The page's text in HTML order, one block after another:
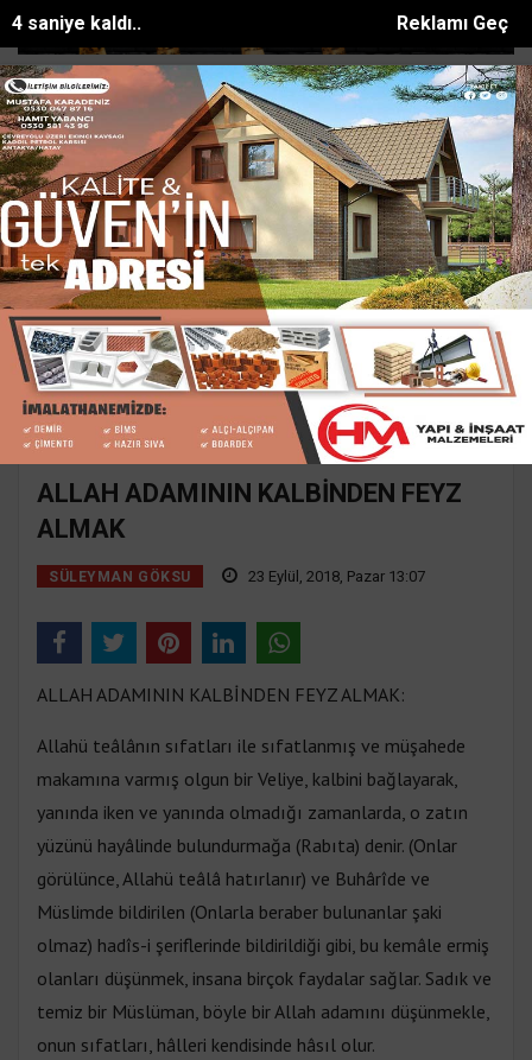
Reklamı Geç
4 saniye kaldı..
SON DAKİKA:
sıfır polis evi hizmete açıl... Altınözünde konteyner yangını
Ana Sayfa Yazarlar Süleyman GÖKSU
SÜLEYMAN GÖKSU
Mail:suleymangoksu@gmail.com
ALLAH ADAMININ KALBİNDEN FEYZ
ALMAK
SÜLEYMAN GÖKSU 23 Eylül, 2018, Pazar 13:07
ALLAH ADAMININ KALBİNDEN FEYZ ALMAK:
Allahü teâlânın sıfatları ile sıfatlanmış ve müşahede
makamına varmış olgun bir Veliye, kalbini bağlayarak,
yanında iken ve yanında olmadığı zamanlarda, o zatın
yüzünü hayâlinde bulundurmağa (Rabıta) denir. (Onlar
görülünce, Allahü teâlâ hatırlanır) ve Buhârîde ve
Müslimde bildirilen (Onlarla beraber bulunanlar şaki
olmaz) hadîs-i şeriflerinde bildirildiği gibi, bu kemâle ermiş
olanları düşünmek, insana birçok faydalar sağlar. Sadık ve
temiz bir Müslüman, böyle bir Allah adamını düşünmekle,
onun sıfatları, hâlleri kendisinde hâsıl olur.